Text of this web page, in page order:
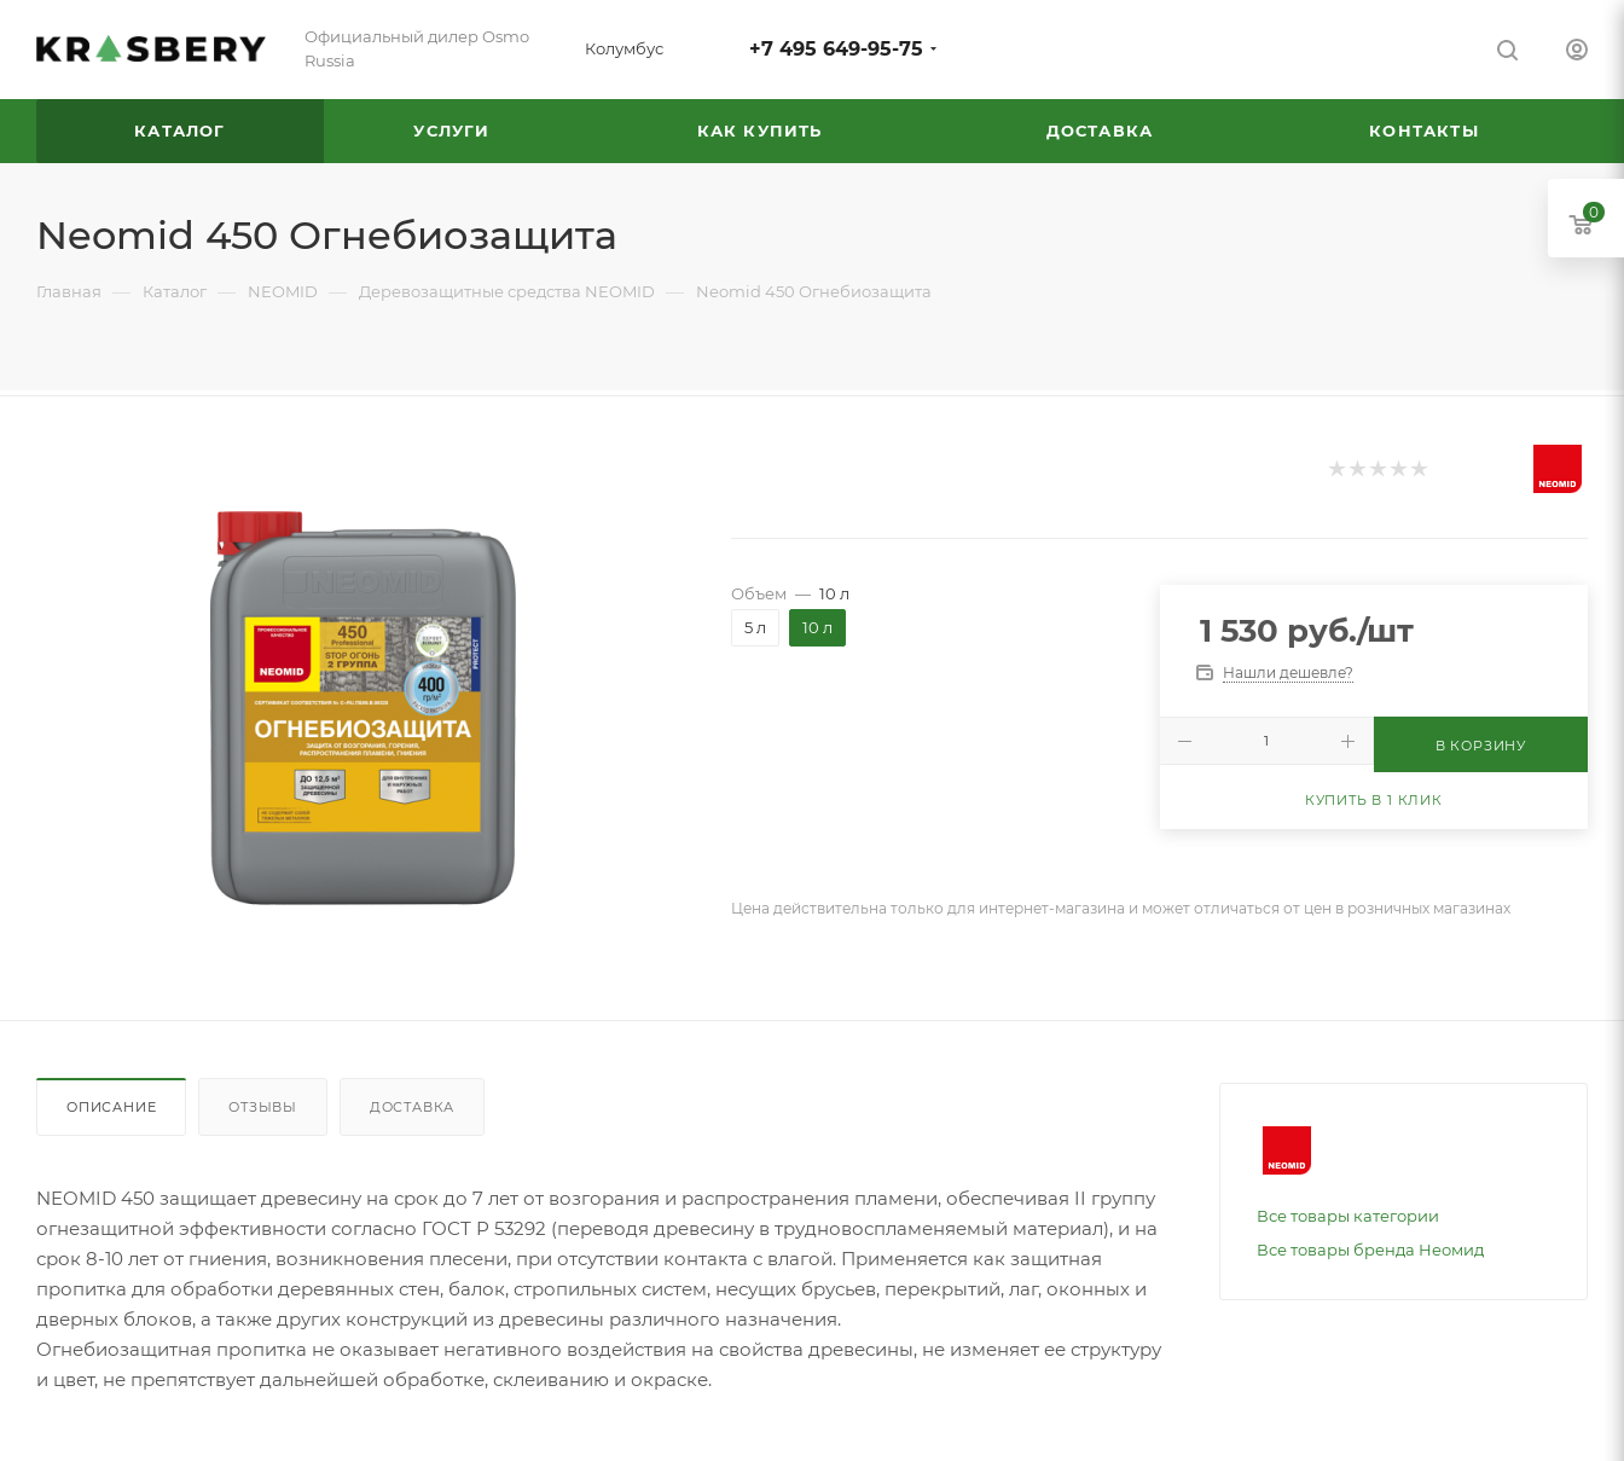
Официальный дилер Osmo
Russia
Колумбус +7 495 649-95-75
КАТАЛОГ УСЛУГИ КАК КУПИТЬ ДОСТАВКА КОНТАКТЫ
Neomid 450 Огнебиозащита
Главная — Каталог — NEOMID — Деревозащитные средства NEOMID — Neomid 450 Огнебиозащита
Объем — 10 л
5 л
10 л 1 530 руб./шт
Нашли дешевле?
В КОРЗИНУ
КУПИТЬ В 1 КЛИК
Цена действительна только для интернет-магазина и может отличаться от цен в розничных магазинах
ОПИСАНИЕ ОТЗЫВЫ ДОСТАВКА
NEOMID 450 защищает древесину на срок до 7 лет от возгорания и распространения пламени, обеспечивая II группу
огнезащитной эффективности согласно ГОСТ Р 53292 (переводя древесину в трудновоспламеняемый материал), и на
срок 8-10 лет от гниения, возникновения плесени, при отсутствии контакта с влагой. Применяется как защитная
пропитка для обработки деревянных стен, балок, стропильных систем, несущих брусьев, перекрытий, лаг, оконных и
дверных блоков, а также других конструкций из древесины различного назначения.
Огнебиозащитная пропитка не оказывает негативного воздействия на свойства древесины, не изменяет ее структуру
и цвет, не препятствует дальнейшей обработке, склеиванию и окраске.
Все товары категории
Все товары бренда Неомид
0